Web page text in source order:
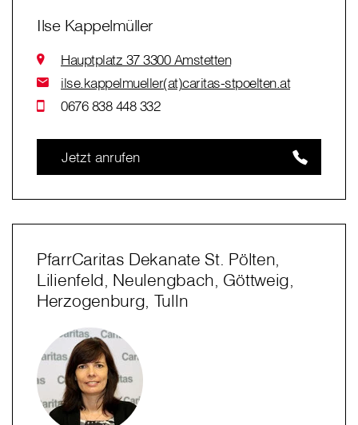
Ilse Kappelmüller
Hauptplatz 37 3300 Amstetten
ilse.kappelmueller(at)caritas-stpoelten.at
0676 838 448 332
Jetzt anrufen
PfarrCaritas Dekanate St. Pölten,
Lilienfeld, Neulengbach, Göttweig,
Herzogenburg, Tulln